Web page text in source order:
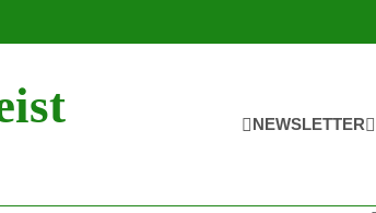
NEWSLETTER